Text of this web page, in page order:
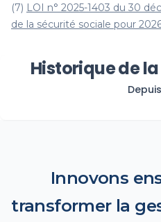
(7) LOI n° 2025-1403 du 30
de la sécurité sociale pour
Historique de la
Innovons
transformer la